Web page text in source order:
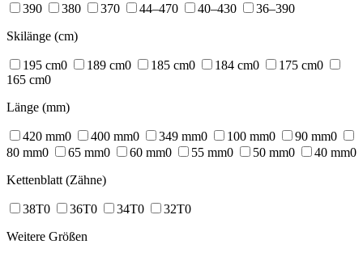
390 380 370 44–470 40–430 36–390
Skilänge (cm)
195 cm0 189 cm0 185 cm0 184 cm0 175 cm0
165 cm0
Länge (mm)
420 mm0 400 mm0 349 mm0 100 mm0 90 mm0
80 mm0 65 mm0 60 mm0 55 mm0 50 mm0 40 mm0
Kettenblatt (Zähne)
38T0 36T0 34T0 32T0
Weitere Größen